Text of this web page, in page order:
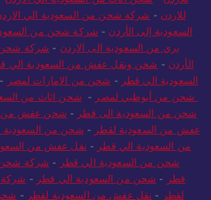
للاردن - شحن اثاث من السعودية الي الاردن
للاردن -شركة شحن من السعودية الي الاردن
السعودية إلى الأردن-شركة شحن من
بري من السعودية الى الاردن- شركة شحن
الأردن - شحن ونقل عفش من السعودية الي
السعودية الي قطر
- شحن من الامارات لمصر -
شحن من أبوظبي لمصر- شحن اثاث من
شحن من السعودية الى قطر - شحن عفش من
عفش من السعودية لقطر -شحن من السعودية
من السعودية الي قطر - نقل عفش من
شحن من السعودية الي قطر
-شركة شحن
قطر
-شحن من السعودية الي قطر-